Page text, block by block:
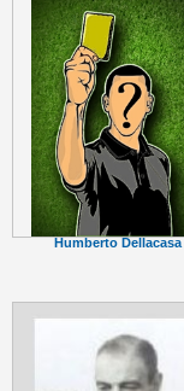
Humberto Dellacasa